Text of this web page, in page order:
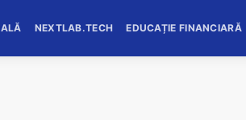
NEXTLAB.TECH EDUCAȚIE FINANCIARĂ